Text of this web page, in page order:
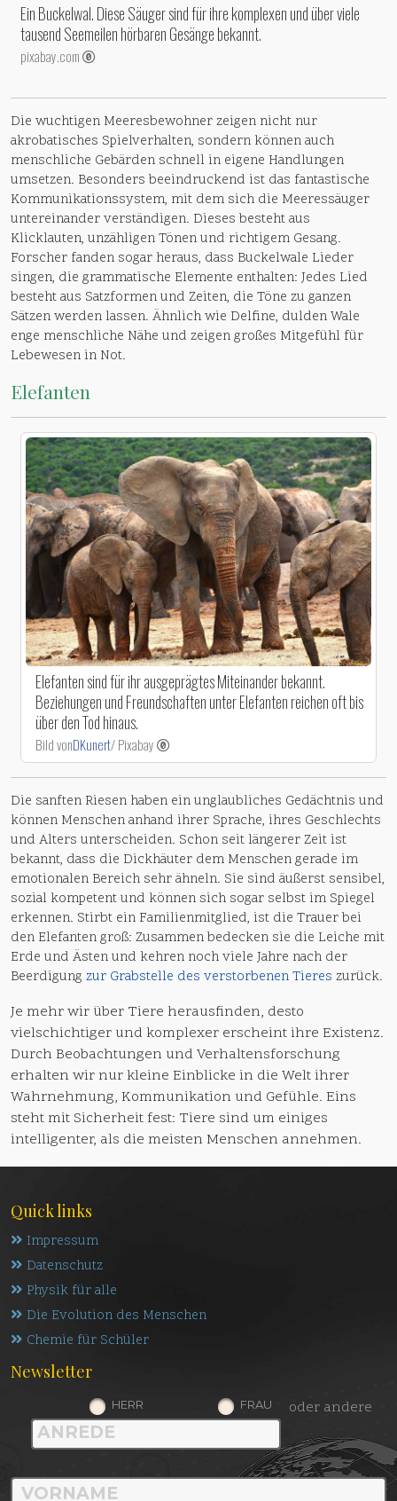
Ein Buckelwal. Diese Säuger sind für ihre komplexen und über viele
tausend Seemeilen hörbaren Gesänge bekannt.
pixabay.com
Die wuchtigen Meeresbewohner zeigen nicht nur
akrobatisches Spielverhalten, sondern können auch
menschliche Gebärden schnell in eigene Handlungen
umsetzen. Besonders beeindruckend ist das fantastische
Kommunikationssystem, mit dem sich die Meeressäuger
untereinander verständigen. Dieses besteht aus
Klicklauten, unzähligen Tönen und richtigem Gesang.
Forscher fanden sogar heraus, dass Buckelwale Lieder
singen, die grammatische Elemente enthalten: Jedes Lied
besteht aus Satzformen und Zeiten, die Töne zu ganzen
Sätzen werden lassen. Ähnlich wie Delfine, dulden Wale
enge menschliche Nähe und zeigen großes Mitgefühl für
Lebewesen in Not.
Elefanten
Elefanten sind für ihr ausgeprägtes Miteinander bekannt.
Beziehungen und Freundschaften unter Elefanten reichen oft bis
über den Tod hinaus.
Bild vonDKunert/ Pixabay
Die sanften Riesen haben ein unglaubliches Gedächtnis und
können Menschen anhand ihrer Sprache, ihres Geschlechts
und Alters unterscheiden. Schon seit längerer Zeit ist
bekannt, dass die Dickhäuter dem Menschen gerade im
emotionalen Bereich sehr ähneln. Sie sind äußerst sensibel,
sozial kompetent und können sich sogar selbst im Spiegel
erkennen. Stirbt ein Familienmitglied, ist die Trauer bei
den Elefanten groß: Zusammen bedecken sie die Leiche mit
Erde und Ästen und kehren noch viele Jahre nach der
Beerdigung zur Grabstelle des verstorbenen Tieres zurück.
Je mehr wir über Tiere herausfinden, desto
vielschichtiger und komplexer erscheint ihre Existenz.
Durch Beobachtungen und Verhaltensforschung
erhalten wir nur kleine Einblicke in die Welt ihrer
Wahrnehmung, Kommunikation und Gefühle. Eins
steht mit Sicherheit fest: Tiere sind um einiges
intelligenter, als die meisten Menschen annehmen.
Quick links
Impressum
Datenschutz
Physik für alle
Die Evolution des Menschen
Chemie für Schüler
Newsletter
HERR FRAU oder andere